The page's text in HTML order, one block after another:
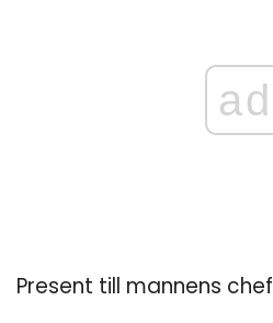
ad
Present till mannens chef